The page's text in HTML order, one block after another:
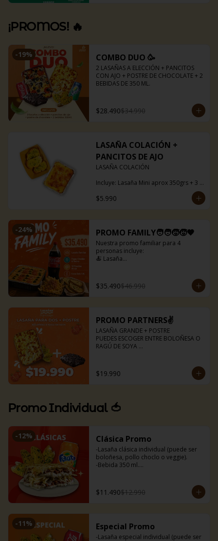
¡PROMOS! 🔥
-19% COMBO DUO 🥳
2 LASAÑAS A ELECCIÓN + PANCITOS
CON AJO + POSTRE DE CHOCOLATE + 2
BEBIDAS DE 350 ML.
$28.490$34.990
LASAÑA COLACIÓN +
PANCITOS DE AJO
LASAÑA COLACIÓN
Incluye: Lasaña Mini aprox 350grs + 3
Puedes escoger entre boloñesa o ragú
$5.990
-24% PROMO FAMILY🧑‍🧑‍🧒‍🧒🧡
Nuestra promo familiar para 4
personas incluye:
🍝 Lasaña
🥤 Bebida de 1,5 litros
🍞 Pancitos de ajo(12 uds)
🥓Baby bacon
🍝Boloñesa
🌱Ragú de soya
$35.490$46.990
PROMO PARTNERS✌️
LASAÑA GRANDE + POSTRE
PUEDES ESCOGER ENTRE BOLOÑESA O
RAGÚ DE SOYA
Pancitos de ajo (6uds)
$19.990
Promo Individual 🍅
-12% Clásica Promo
-Lasaña clásica individual (puede ser
boloñesa, pollo choclo o veggie).
-Bebida 350 ml.
$11.490$12.990
-11% Especial Promo
-Lasaña especial individual (puede ser